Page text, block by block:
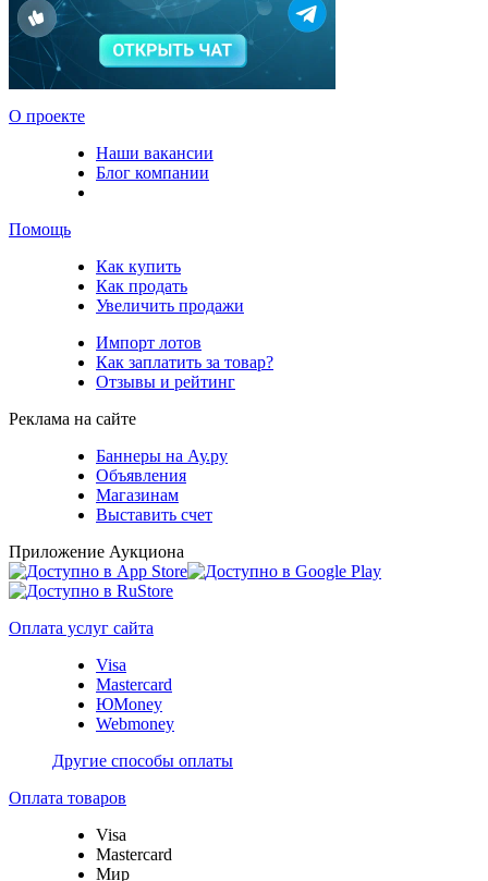
О проекте
Наши вакансии
Блог компании
Помощь
Как купить
Как продать
Увеличить продажи
Импорт лотов
Как заплатить за товар?
Отзывы и рейтинг
Реклама на сайте
Баннеры на Ау.ру
Объявления
Магазинам
Выставить счет
Приложение Аукциона
Оплата услуг сайта
Visa
Mastercard
ЮMoney
Webmoney
Другие способы оплаты
Оплата товаров
Visa
Mastercard
Мир